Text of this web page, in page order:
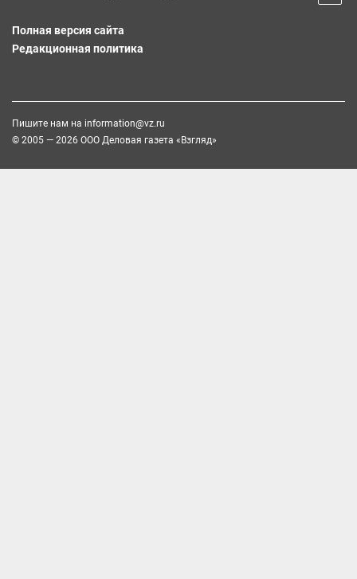
Полная версия сайта
Редакционная политика
Пишите нам на information@vz.ru
© 2005 — 2026 ООО Деловая газета «Взгляд»